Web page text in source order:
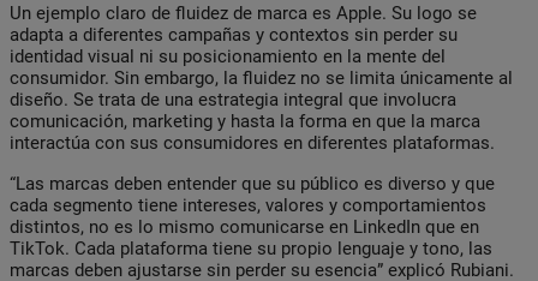
Un ejemplo claro de fluidez de marca es Apple. Su logo se
adapta a diferentes campañas y contextos sin perder su
identidad visual ni su posicionamiento en la mente del
consumidor. Sin embargo, la fluidez no se limita únicamente al
diseño. Se trata de una estrategia integral que involucra
comunicación, marketing y hasta la forma en que la marca
interactúa con sus consumidores en diferentes plataformas.
“Las marcas deben entender que su público es diverso y que
cada segmento tiene intereses, valores y comportamientos
distintos, no es lo mismo comunicarse en LinkedIn que en
TikTok. Cada plataforma tiene su propio lenguaje y tono, las
marcas deben ajustarse sin perder su esencia” explicó Rubiani.